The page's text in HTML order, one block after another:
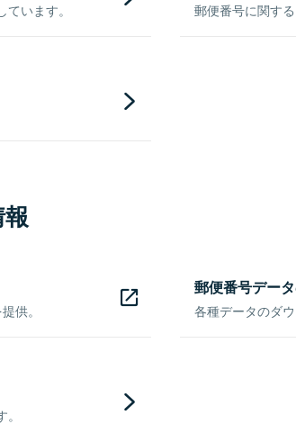
います。 郵便番号に関す
供。
郵便番号デー
各種データのダ